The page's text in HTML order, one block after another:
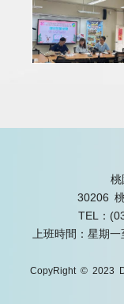
桃
30206
TEL：
上班時間：星期
CopyRight © 2023